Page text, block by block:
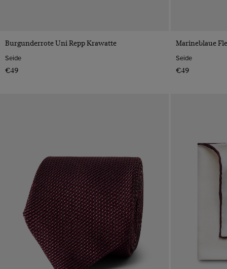
VORSCHAU
Burgunderrote Uni Repp Krawatte
Seide
€49
Marineblaue
Seide
€49